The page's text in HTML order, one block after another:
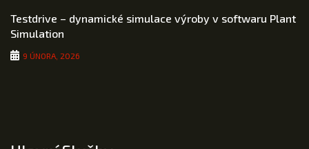
Testdrive – dynamické simulace výroby v softwaru Plant
Simulation
9 ÚNORA, 2026